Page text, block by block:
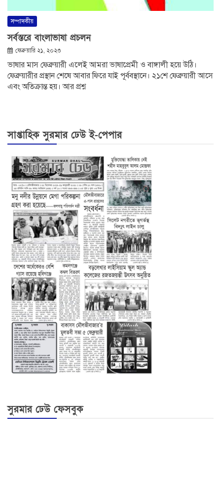
সম্পাদকীয়
সর্বস্তরে বাংলাভাষা প্রচলন
ফেব্রুয়ারি ২১, ২০২৩
ভাষার মাস ফেব্রুয়ারী এলেই আমরা ভাষাপ্রেমী ও বাঙ্গালী হয়ে উঠি।
ফেব্রুয়ারীর প্রস্থান শেষে আবার ফিরে যাই পূর্ববস্থানে। ২১শে ফেব্রুয়ারী আসে
এবং অতিক্রান্ত হয়। আর প্রশ্ন
সাপ্তাহিক সুরমার ঢেউ ই-পেপার
সুরমার ঢেউ ফেসবুক